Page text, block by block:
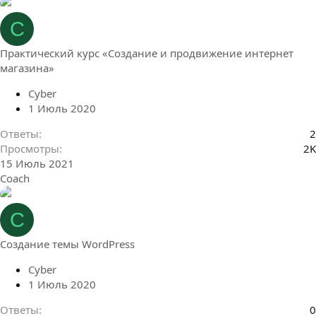
C
Практический курс «Создание и продвижение интернет
магазина»
Cyber
1 Июль 2020
Ответы
2
Просмотры
2K
15 Июль 2021
Coach
C
Создание темы WordPress
Cyber
1 Июль 2020
Ответы
0